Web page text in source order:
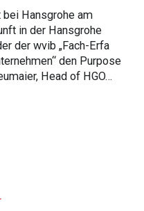
Hansgrohe am
in der Hansgrohe
der wvib „Fach-Erfa
den Purpose
Head of HGO…